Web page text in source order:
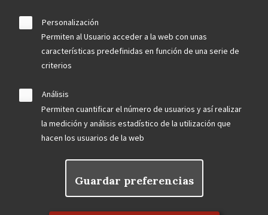
Personalización
Permiten al Usuario acceder a la web con unas
características predefinidas en función de una serie de
criterios
Análisis
Permiten cuantificar el número de usuarios y así realizar
la medición y análisis estadístico de la utilización que
hacen los usuarios de la web
Guardar preferencias